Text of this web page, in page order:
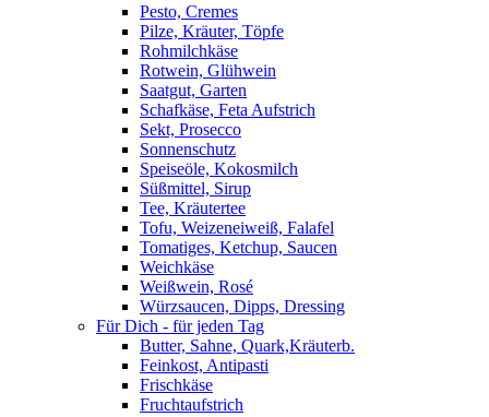
Pesto, Cremes
Pilze, Kräuter, Töpfe
Rohmilchkäse
Rotwein, Glühwein
Saatgut, Garten
Schafkäse, Feta Aufstrich
Sekt, Prosecco
Sonnenschutz
Speiseöle, Kokosmilch
Süßmittel, Sirup
Tee, Kräutertee
Tofu, Weizeneiweiß, Falafel
Tomatiges, Ketchup, Saucen
Weichkäse
Weißwein, Rosé
Würzsaucen, Dipps, Dressing
Für Dich - für jeden Tag
Butter, Sahne, Quark,Kräuterb.
Feinkost, Antipasti
Frischkäse
Fruchtaufstrich